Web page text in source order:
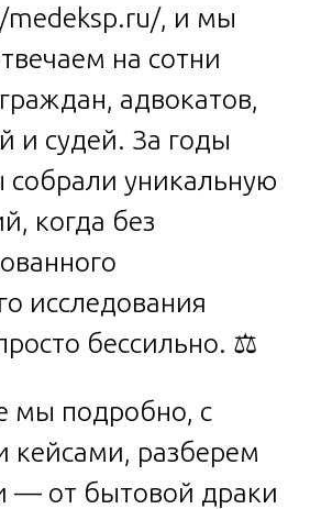
, и мы
на сотни
адвокатов,
и судей. За годы
собрали уникальную
когда без
исследования
бессильно. ⚖️
мы подробно, с
кейсами, разберем
— от бытовой драки